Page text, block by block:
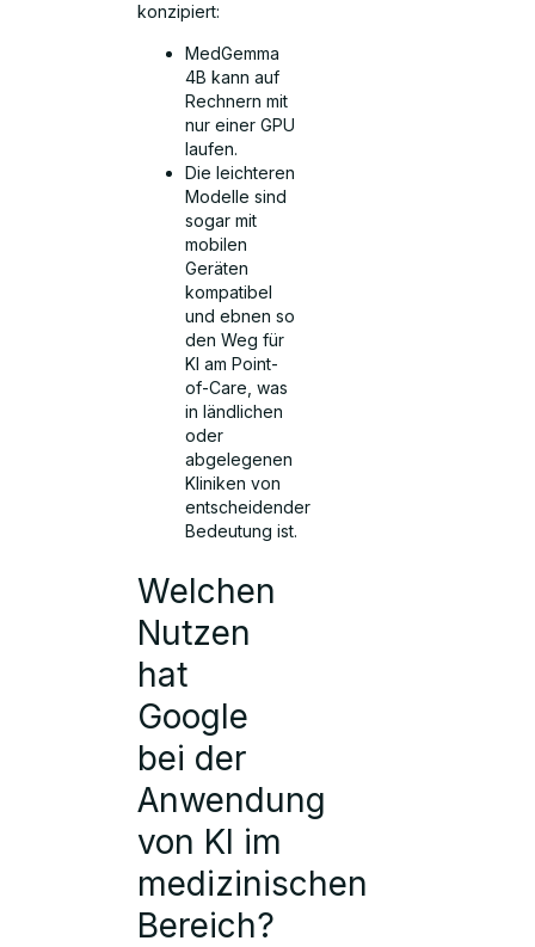
konzipiert:
MedGemma
4B kann auf
Rechnern mit
nur einer GPU
laufen.
Die leichteren
Modelle sind
sogar mit
mobilen
Geräten
kompatibel
und ebnen so
den Weg für
KI am Point-
of-Care, was
in ländlichen
oder
abgelegenen
Kliniken von
entscheidender
Bedeutung ist.
Welchen
Nutzen
hat
Google
bei der
Anwendung
von KI im
medizinischen
Bereich?